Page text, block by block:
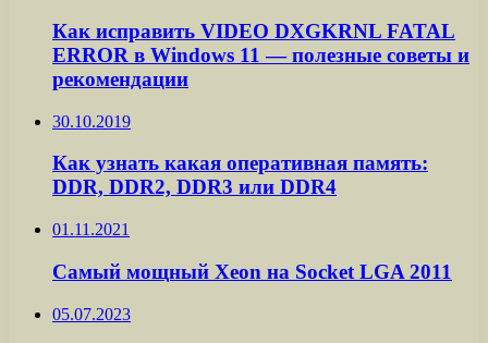
Как исправить VIDEO DXGKRNL FATAL
ERROR в Windows 11 — полезные советы и
рекомендации
30.10.2019
Как узнать какая оперативная память:
DDR, DDR2, DDR3 или DDR4
01.11.2021
Самый мощный Xeon на Socket LGA 2011
05.07.2023